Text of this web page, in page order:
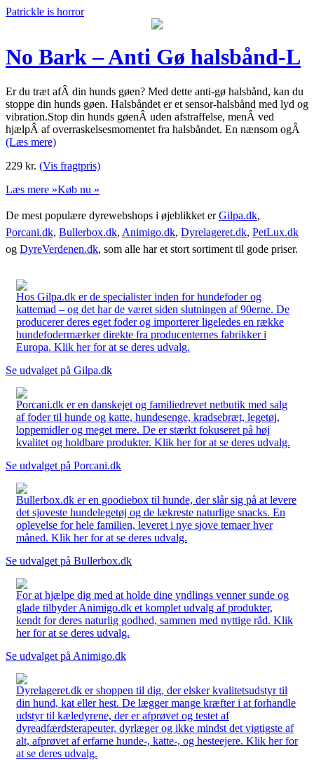
Patrickle is horror
No Bark – Anti Gø halsbånd-L
Er du træt afÂ din hunds gøen? Med dette anti-gø halsbånd, kan du
stoppe din hunds gøen. Halsbåndet er et sensor-halsbånd med lyd og
vibration.Stop din hunds gøenÂ uden afstraffelse, menÂ ved
hjælpÂ af overraskelsesmomentet fra halsbåndet. En nænsom ogÂ
(Læs mere)
229 kr. (Vis fragtpris)
Læs mere »Køb nu »
De mest populære dyrewebshops i øjeblikket erGilpa.dk,
Porcani.dk, Bullerbox.dk, Animigo.dk, Dyrelageret.dk, PetLux.dk
og DyreVerdenen.dk, som alle har et stort sortiment til gode priser.
Hos Gilpa.dk er de specialister inden for hundefoder og
kattemad – og det har de været siden slutningen af 90erne. De
producerer deres eget foder og importerer ligeledes en række
hundefodermærker direkte fra producenternes fabrikker i
Europa. Klik her for at se deres udvalg.
Se udvalget på Gilpa.dk
Porcani.dk er en danskejet og familiedrevet netbutik med salg
af foder til hunde og katte, hundesenge, kradsebræt, legetøj,
loppemidler og meget mere. De er stærkt fokuseret på høj
kvalitet og holdbare produkter. Klik her for at se deres udvalg.
Se udvalget på Porcani.dk
Bullerbox.dk er en goodiebox til hunde, der slår sig på at levere
det sjoveste hundelegetøj og de lækreste naturlige snacks. En
oplevelse for hele familien, leveret i nye sjove temaer hver
måned. Klik her for at se deres udvalg.
Se udvalget på Bullerbox.dk
For at hjælpe dig med at holde dine yndlings venner sunde og
glade tilbyder Animigo.dk et komplet udvalg af produkter,
kendt for deres naturlig godhed, sammen med nyttige råd. Klik
her for at se deres udvalg.
Se udvalget på Animigo.dk
Dyrelageret.dk er shoppen til dig, der elsker kvalitetsudstyr til
din hund, kat eller hest. De lægger mange kræfter i at forhandle
udstyr til kæledyrene, der er afprøvet og testet af
dyreadfærdsterapeuter, dyrlæger og ikke mindst det vigtigste af
alt, afprøvet af erfarne hunde-, katte-, og hesteejere. Klik her for
at se deres udvalg.